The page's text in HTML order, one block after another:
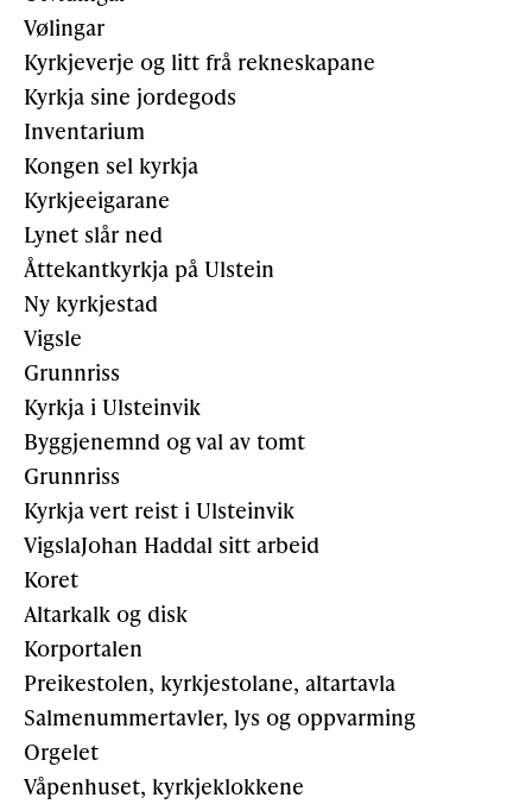
Vølingar
Kyrkjeverje og litt frå rekneskapane
Kyrkja sine jordegods
Inventarium
Kongen sel kyrkja
Kyrkjeeigarane
Lynet slår ned
Åttekantkyrkja på Ulstein
Ny kyrkjestad
Vigsle
Grunnriss
Kyrkja i Ulsteinvik
Byggjenemnd og val av tomt
Grunnriss
Kyrkja vert reist i Ulsteinvik
VigslaJohan Haddal sitt arbeid
Koret
Altarkalk og disk
Korportalen
Preikestolen, kyrkjestolane, altartavla
Salmenummertavler, lys og oppvarming
Orgelet
Våpenhuset, kyrkjeklokkene